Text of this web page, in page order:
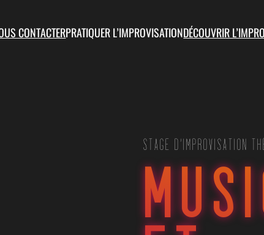
CONTACTERPRATIQUER L’IMPROVISATIONDÉCOUVRIR
STAGE D’IMPROVISATION